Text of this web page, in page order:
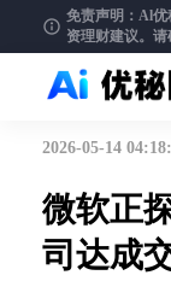
免责声明：Al优
资理财建议。
2026-05-14
微软正
司达成